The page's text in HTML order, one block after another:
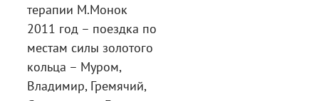
терапии М.Монок
2011 год – поездка по
местам силы золотого
кольца – Муром,
Владимир, Гремячий,